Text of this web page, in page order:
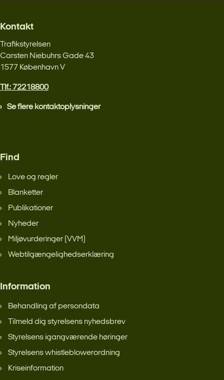
Kontakt
Trafikstyrelsen
Carsten Niebuhrs Gade 43
1577 København V
Tlf.: 72218800
Se flere kontaktoplysninger
Find
Love og regler
Blanketter
Publikationer
Nyheder
Miljøvurderinger (VVM)
Webtilgængelighedserklæring
Information
Behandling af persondata
Tilmeld dig styrelsens nyhedsbrev
Styrelsens igangværende høringer
Styrelsens whistleblowerordning
Kriseinformation